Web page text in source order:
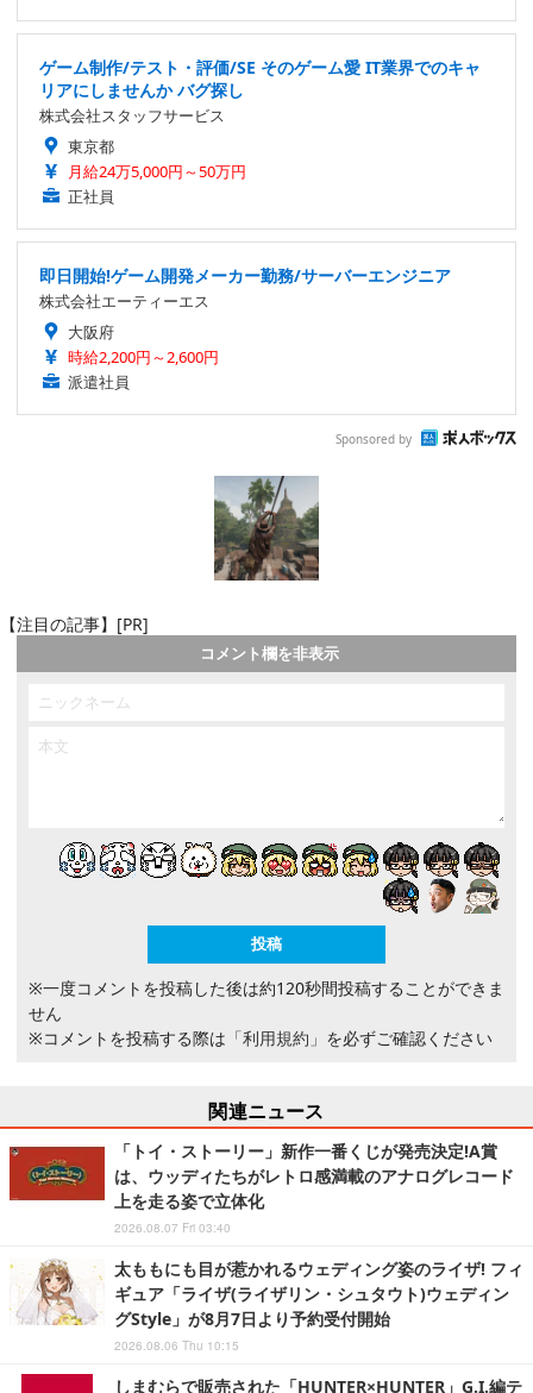
ゲーム制作/テスト・評価/SE そのゲーム愛 IT業界でのキャ
リアにしませんか バグ探し
株式会社スタッフサービス
東京都
月給24万5,000円～50万円
正社員
即日開始!ゲーム開発メーカー勤務/サーバーエンジニア
株式会社エーティーエス
大阪府
時給2,200円～2,600円
派遣社員
Sponsored by
【注目の記事】[PR]
コメント欄を非表示
※一度コメントを投稿した後は約120秒間投稿することができま
せん
※コメントを投稿する際は 「利用規約」 を必ずご確認ください
関連ニュース
「トイ・ストーリー」新作一番くじが発売決定!A賞
は、ウッディたちがレトロ感満載のアナログレコード
上を走る姿で立体化
2026.08.07 Fri 03:40
太ももにも目が惹かれるウェディング姿のライザ! フィ
ギュア「ライザ(ライザリン・シュタウト)ウェディン
グStyle」が8月7日より予約受付開始
2026.08.06 Thu 10:15
しまむらで販売された「HUNTER×HUNTER」G.I.編テ